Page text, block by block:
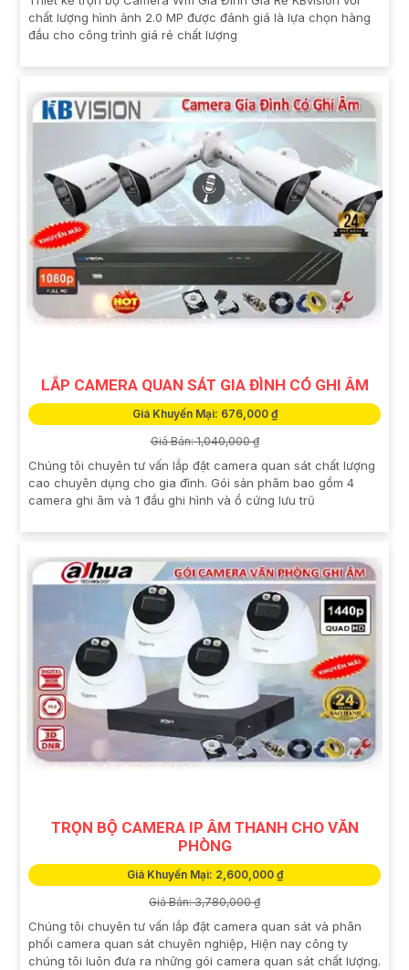
chất lượng hình ảnh 2.0 MP được đánh giá là lựa chọn hàng
đầu cho công trình giá rẻ chất lượng
LẮP CAMERA QUAN SÁT GIA ĐÌNH CÓ GHI ÂM
Giá Khuyến Mại: 676,000 ₫
Giá Bán: 1,040,000 ₫
Chúng tôi chuyên tư vấn lắp đặt camera quan sát chất lượng
cao chuyên dụng cho gia đình. Gói sản phâm bao gồm 4
camera ghi âm và 1 đầu ghi hình và ổ cứng lưu trũ
TRỌN BỘ CAMERA IP ÂM THANH CHO VĂN
PHÒNG
Giá Khuyến Mại: 2,600,000 ₫
Giá Bán: 3,780,000 ₫
Chúng tôi chuyên tư vấn lắp đặt camera quan sát và phân
phối camera quan sát chuyên nghiệp, Hiện nay công ty
chúng tôi luôn đưa ra những gói camera quan sát chất lượng.